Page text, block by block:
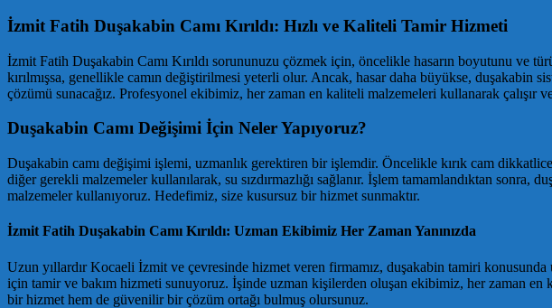
İzmit Fatih Duşakabin Camı Kırıldı: Hızlı ve Kaliteli Tamir Hizmeti
İzmit Fatih Duşakabin Camı Kırıldı sorununuzu çözmek için, öncelikle hasarın boyutunu ve
kırılmışsa, genellikle camın değiştirilmesi yeterli olur. Ancak, hasar daha büyükse,
çözümü sunacağız. Profesyonel ekibimiz, her zaman en kaliteli malzemeleri kullanarak
Duşakabin Camı Değişimi İçin Neler Yapıyoruz?
Duşakabin camı değişimi işlemi, uzmanlık gerektiren bir işlemdir. Öncelikle kırık cam
diğer gerekli malzemeler kullanılarak, su sızdırmazlığı sağlanır. İşlem tamamlandıktan
malzemeler kullanıyoruz. Hedefimiz, size kusursuz bir hizmet sunmaktır.
İzmit Fatih Duşakabin Camı Kırıldı: Uzman Ekibimiz Her Zaman Yanınızda
Uzun yıllardır Kocaeli İzmit ve çevresinde hizmet veren firmamız, duşakabin tamiri
için tamir ve bakım hizmeti sunuyoruz. İşinde uzman kişilerden oluşan ekibimiz, her zaman en
bir hizmet hem de güvenilir bir çözüm ortağı bulmuş olursunuz.